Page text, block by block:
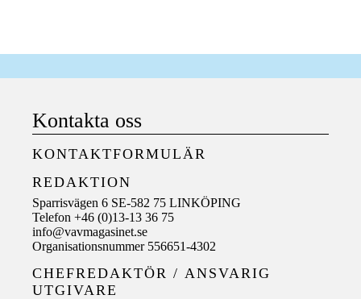
Kontakta oss
KONTAKTFORMULÄR
REDAKTION
Sparrisvägen 6 SE-582 75 LINKÖPING
Telefon +46 (0)13-13 36 75
info@vavmagasinet.se
Organisationsnummer 556651-4302
CHEFREDAKTÖR / ANSVARIG
UTGIVARE